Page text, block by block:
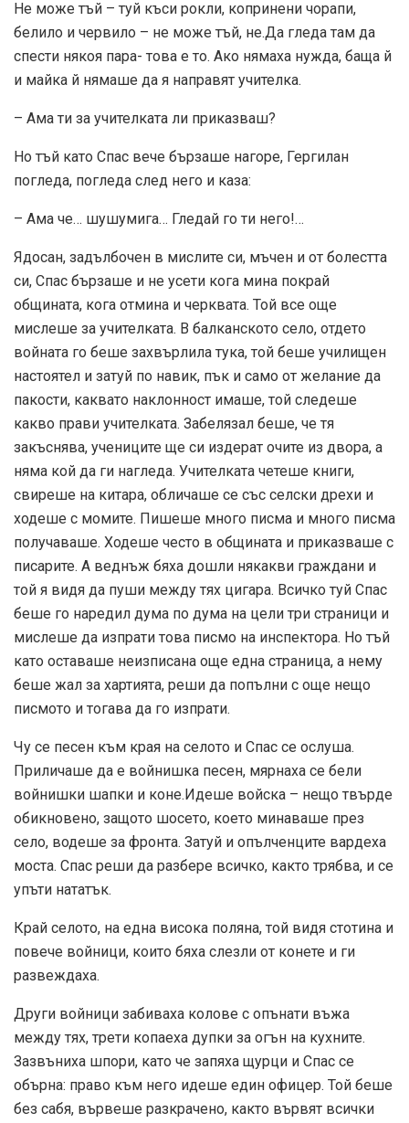
Не може тъй – туй къси рокли, копринени чорапи,
белило и червило – не може тъй, не.Да гледа там да
спести някоя пара- това е то. Ако нямаха нужда, баща й
и майка й нямаше да я направят учителка.
– Ама ти за учителката ли приказваш?
Но тъй като Спас вече бързаше нагоре, Гергилан
погледа, погледа след него и каза:
– Ама че… шушумига… Гледай го ти него!…
Ядосан, задълбочен в мислите си, мъчен и от болестта
си, Спас бързаше и не усети кога мина покрай
общината, кога отмина и черквата. Той все още
мислеше за учителката. В балканското село, отдето
войната го беше захвърлила тука, той беше училищен
настоятел и затуй по навик, пък и само от желание да
пакости, каквато наклонност имаше, той следеше
какво прави учителката. Забелязал беше, че тя
закъснява, учениците ще си издерат очите из двора, а
няма кой да ги нагледа. Учителката четеше книги,
свиреше на китара, обличаше се със селски дрехи и
ходеше с момите. Пишеше много писма и много писма
получаваше. Ходеше често в общината и приказваше с
писарите. А веднъж бяха дошли някакви граждани и
той я видя да пуши между тях цигара. Всичко туй Спас
беше го наредил дума по дума на цели три страници и
мислеше да изпрати това писмо на инспектора. Но тъй
като оставаше неизписана още една страница, а нему
беше жал за хартията, реши да попълни с още нещо
писмото и тогава да го изпрати.
Чу се песен към края на селото и Спас се ослуша.
Приличаше да е войнишка песен, мярнаха се бели
войнишки шапки и коне.Идеше войска – нещо твърде
обикновено, защото шосето, което минаваше през
село, водеше за фронта. Затуй и опълченците вардеха
моста. Спас реши да разбере всичко, както трябва, и се
упъти нататък.
Край селото, на една висока поляна, той видя стотина и
повече войници, които бяха слезли от конете и ги
развеждаха.
Други войници забиваха колове с опънати въжа
между тях, трети копаеха дупки за огън на кухните.
Зазвъниха шпори, като че запяха щурци и Спас се
обърна: право към него идеше един офицер. Той беше
без сабя, вървеше разкрачено, както вървят всички